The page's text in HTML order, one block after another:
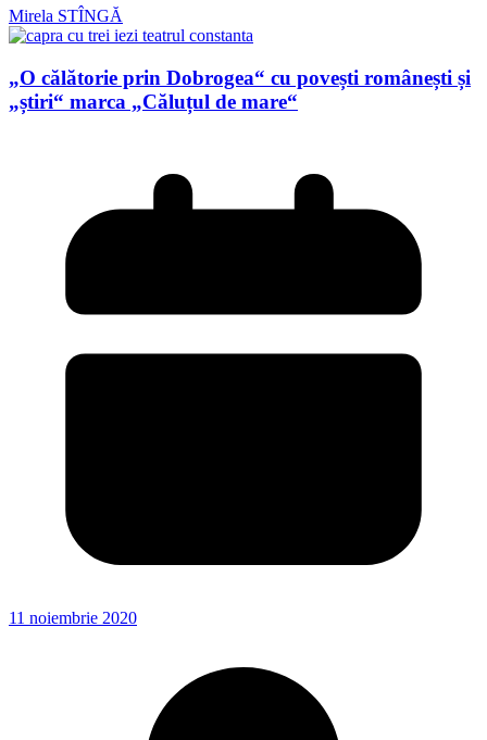
Mirela STÎNGĂ
„O călătorie prin Dobrogea“ cu povești românești și
„știri“ marca „Căluțul de mare“
11 noiembrie 2020